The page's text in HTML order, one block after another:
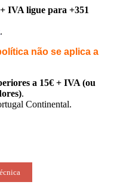
IVA ligue para +351
.
não se aplica a
a 15€ + IVA (ou
.
Continental.